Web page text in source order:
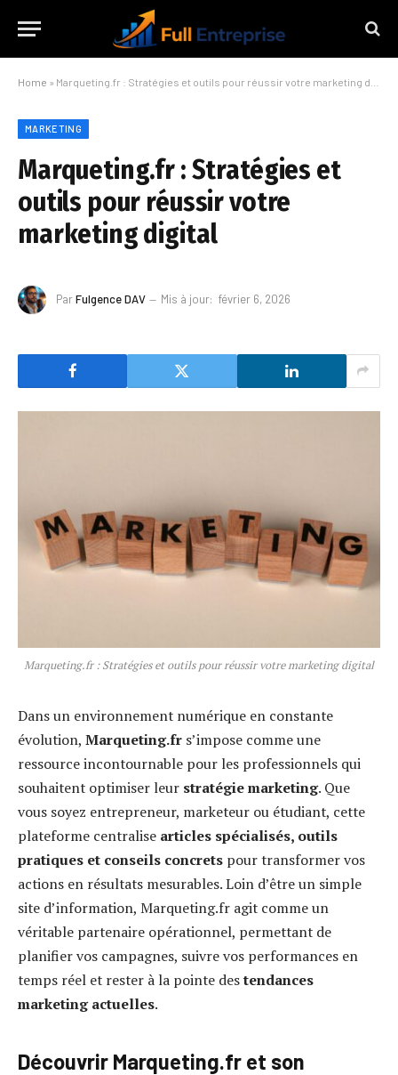
Home » Marqueting.fr : Stratégies et outils pour réussir votre marketing digital
MARKETING
Marqueting.fr : Stratégies et
outils pour réussir votre
marketing digital
ParFulgence DAV Mis à jour: février 6, 2026
Marqueting.fr : Stratégies et outils pour réussir votre marketing digital
Dans un environnement numérique en constante
évolution, Marqueting.fr s’impose comme une
ressource incontournable pour les professionnels qui
souhaitent optimiser leur stratégie marketing. Que
vous soyez entrepreneur, marketeur ou étudiant, cette
plateforme centralise articles spécialisés, outils
pratiques et conseils concrets pour transformer vos
actions en résultats mesurables. Loin d’être un simple
site d’information, Marqueting.fr agit comme un
véritable partenaire opérationnel, permettant de
planifier vos campagnes, suivre vos performances en
temps réel et rester à la pointe destendances
marketing actuelles.
Découvrir Marqueting.fr et son